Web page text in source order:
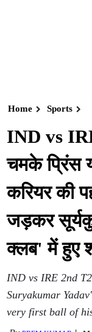
Home Sports
IND vs
चमके प्रिंस
करियर की
जड़कर
क्लब' में हुए
IND vs IRE 2nd
Suryakumar
very first ball of